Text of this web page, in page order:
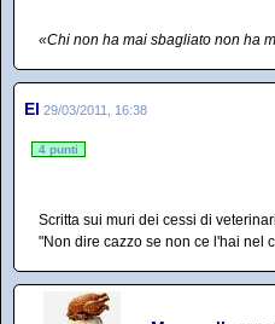
«Chi non ha mai sbagliato non ha
El 29/03/2011, 16:38
4 punti
Scritta sui muri dei cessi di
"Non dire cazzo se non ce l'hai nel